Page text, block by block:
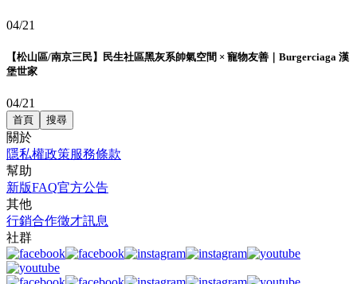
04/21
【松山區/南京三民】民生社區黑灰系帥氣空間 × 寵物友善｜Burgerciaga 漢
堡世家
04/21
首頁 搜尋
關於
隱私權政策服務條款
幫助
新版FAQ官方公告
其他
行銷合作徵才訊息
社群